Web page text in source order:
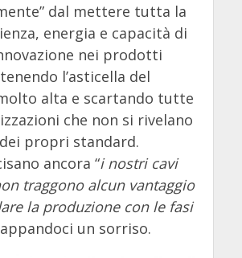
dal mettere tutta la
energia e capacità di
nei prodotti
l’asticella del
alta e scartando tutte
che non si rivelano
dei propri standard.
ancora “i nostri cavi
traggono alcun vantaggio
la produzione con le fasi
un sorriso.